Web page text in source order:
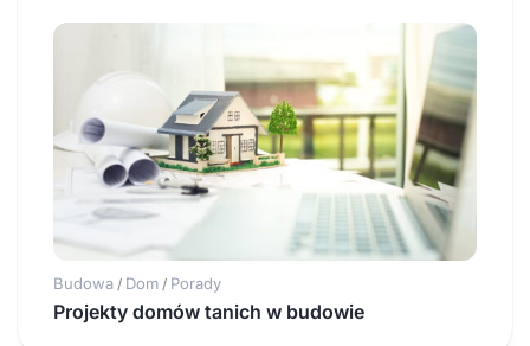
Budowa / Dom / Porady
Projekty domów tanich w budowie